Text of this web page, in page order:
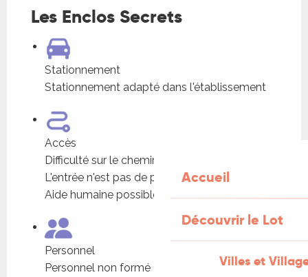
Accueil
Découvrir le Lot
Villes et
Les Enclos Secrets
Stationnement
Stationnement adapté dans l'établissement
Accès
Difficulté sur le chemin d'accès
L'entrée n'est pas de plain-pied
Aide humaine possible
Personnel
Personnel non formé